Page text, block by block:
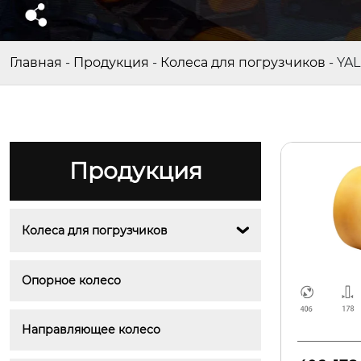
Главная - Продукция - Колеса для погрузчиков -
Продукция
Колеса для погрузчиков 
Опорное колесо
Направляющее колесо